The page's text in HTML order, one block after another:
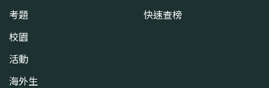
考題
校園
活動
海外生
快速查榜